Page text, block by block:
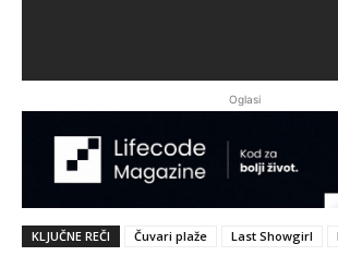
Oglasi
KLJUČNE REČI Čuvari plaže Last Showgirl